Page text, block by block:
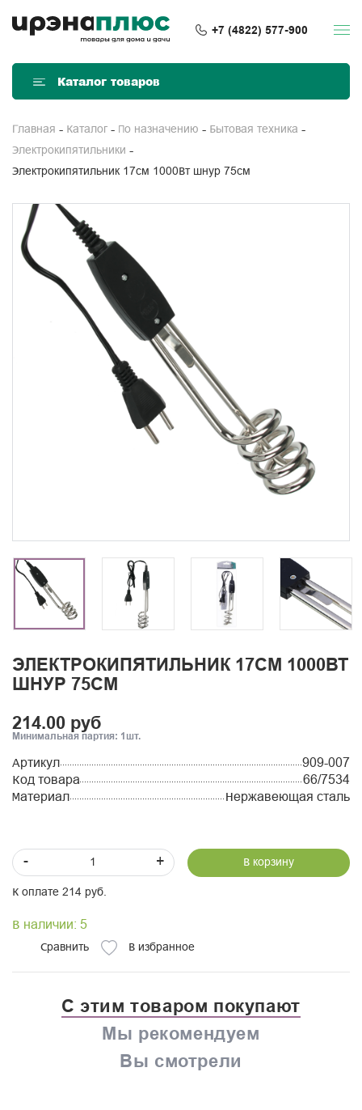
+7 (4822) 577-900
Каталог товаров
Главная Каталог По назначению Бытовая техника
Электрокипятильники
Электрокипятильник 17см 1000Вт шнур 75см
ЭЛЕКТРОКИПЯТИЛЬНИК 17СМ 1000ВТ
ШНУР 75СМ
214.00 руб
Минимальная партия: 1шт.
Артикул
909-007
Код товара
66/7534
Материал
Нержавеющая сталь
- + В корзину
К оплате 214 руб.
В наличии: 5
Сравнить В избранное
С этим товаром покупают
Мы рекомендуем
Вы смотрели